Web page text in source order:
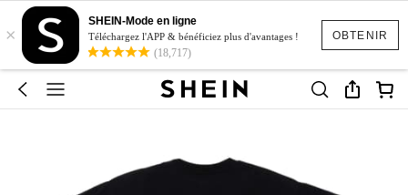
OBTENIR
×
SHEIN-Mode en ligne
Téléchargez l'APP & bénéficiez plus d'avantages !
(18,717)